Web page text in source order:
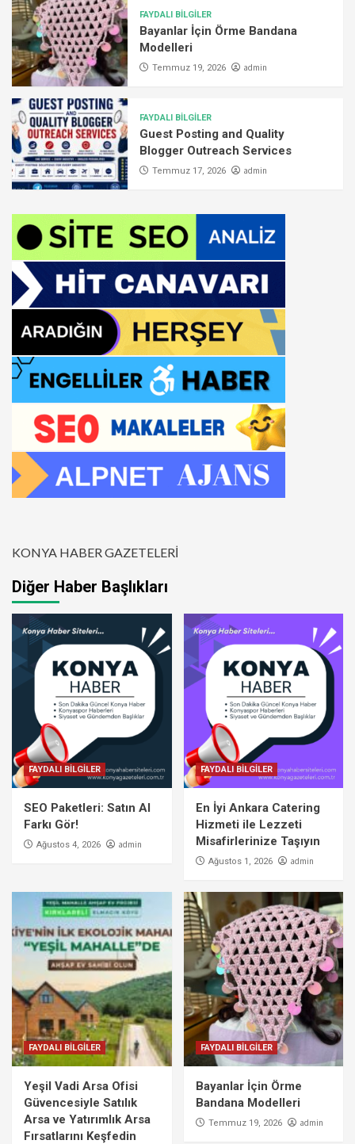
FAYDALI BİLGİLER
Bayanlar İçin Örme Bandana
Modelleri
Temmuz 19, 2026 admin
FAYDALI BİLGİLER
Guest Posting and Quality
Blogger Outreach Services
Temmuz 17, 2026 admin
KONYA HABER GAZETELERİ
Diğer Haber Başlıkları
FAYDALI BİLGİLER
SEO Paketleri: Satın Al
Farkı Gör!
Ağustos 4, 2026 admin
FAYDALI BİLGİLER
En İyi Ankara Catering
Hizmeti ile Lezzeti
Misafirlerinize Taşıyın
Ağustos 1, 2026 admin
FAYDALI BİLGİLER
Yeşil Vadi Arsa Ofisi
Güvencesiyle Satılık
Arsa ve Yatırımlık Arsa
Fırsatlarını Keşfedin
FAYDALI BİLGİLER
Bayanlar İçin Örme
Bandana Modelleri
Temmuz 19, 2026 admin